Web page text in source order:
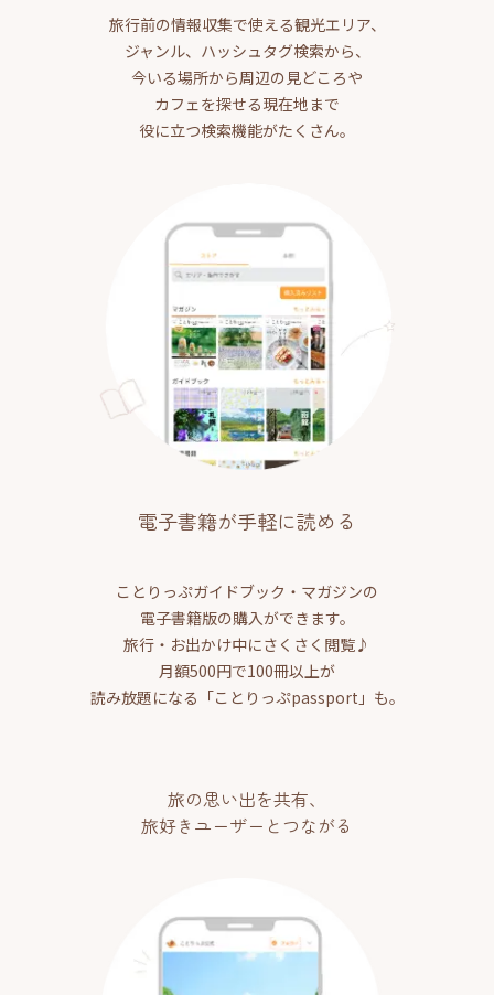
旅行前の情報収集で使える観光エリア、
ジャンル、ハッシュタグ検索から、
今いる場所から周辺の見どころや
カフェを探せる現在地まで
役に立つ検索機能がたくさん。
電子書籍が手軽に読める
ことりっぷガイドブック・マガジンの
電子書籍版の購入ができます。
旅行・お出かけ中にさくさく閲覧♪
月額500円で100冊以上が
読み放題になる「ことりっぷpassport」も。
旅の思い出を共有、
旅好きユーザーとつながる